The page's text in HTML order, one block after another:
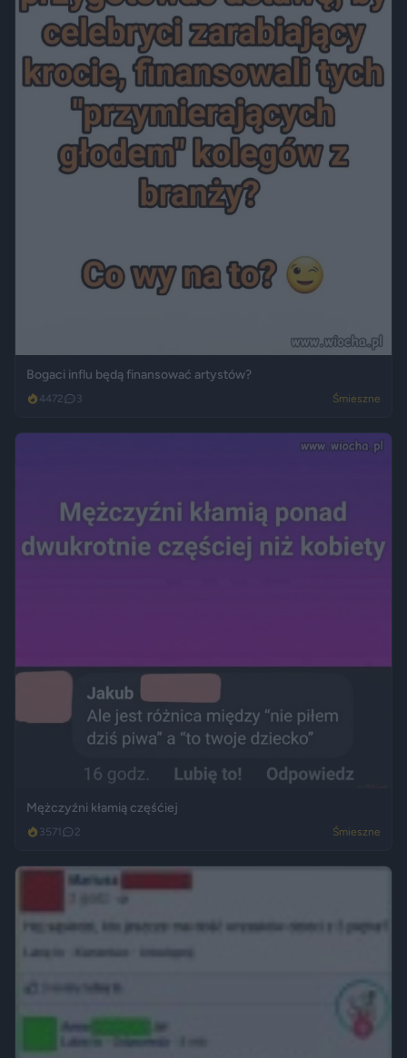
Bogaci influ będą finansować artystów?
4472 3 Śmieszne
Mężczyźni kłamią częśćiej
3571 2 Śmieszne